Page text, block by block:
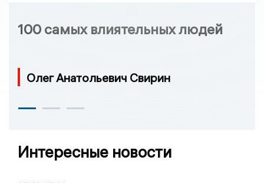
100 самых влиятельных людей
Олег Анатольевич Свирин
Интересные новости